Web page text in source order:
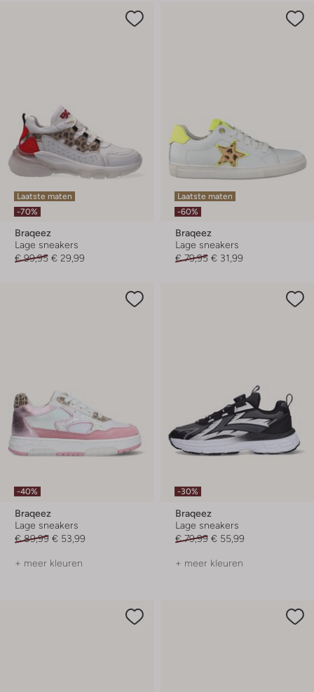
Laatste maten
-70%
Braqeez
Lage sneakers
€ 99,95 € 29,99
Laatste maten
-60%
Braqeez
Lage sneakers
€ 79,95 € 31,99
-40%
Braqeez
Lage sneakers
€ 89,99 € 53,99
+ meer kleuren
-30%
Braqeez
Lage sneakers
€ 79,99 € 55,99
+ meer kleuren